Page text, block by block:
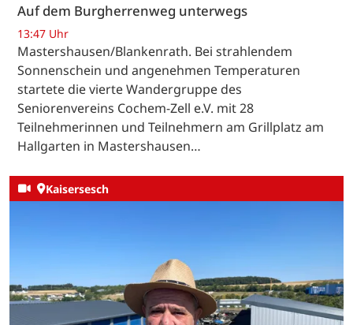
Auf dem Burgherrenweg unterwegs
13:47 Uhr
Mastershausen/Blankenrath. Bei strahlendem
Sonnenschein und angenehmen Temperaturen
startete die vierte Wandergruppe des
Seniorenvereins Cochem-Zell e.V. mit 28
Teilnehmerinnen und Teilnehmern am Grillplatz am
Hallgarten in Mastershausen…
Kaisersesch